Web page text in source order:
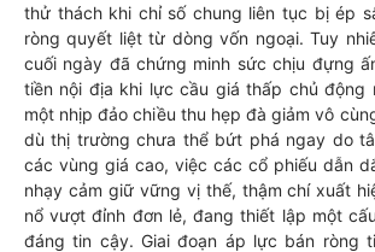
thử thách khi chỉ số chung liên tục bị ép
ròng quyết liệt từ dòng vốn ngoại. Tuy
cuối ngày đã chứng minh sức chịu đựng
tiền nội địa khi lực cầu giá thấp chủ động
một nhịp đảo chiều thu hẹp đà giảm vô
dù thị trường chưa thể bứt phá ngay do
các vùng giá cao, việc các cổ phiếu dẫn
nhạy cảm giữ vững vị thế, thậm chí xuất
nổ vượt đỉnh đơn lẻ, đang thiết lập một
đáng tin cậy. Giai đoạn áp lực bán ròng